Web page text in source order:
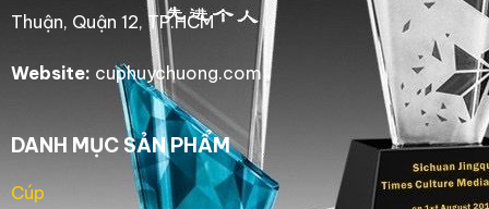
Thuận, Quận 12, TP.HCM
Website: cuphuychuong.com
DANH MỤC SẢN PHẨM
Cúp